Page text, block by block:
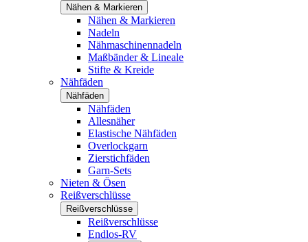
Nähen & Markieren
Nähen & Markieren
Nadeln
Nähmaschinennadeln
Maßbänder & Lineale
Stifte & Kreide
Nähfäden
Nähfäden
Nähfäden
Allesnäher
Elastische Nähfäden
Overlockgarn
Zierstichfäden
Garn-Sets
Nieten & Ösen
Reißverschlüsse
Reißverschlüsse
Reißverschlüsse
Endlos-RV